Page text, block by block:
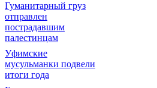
Гуманитарный груз
отправлен
пострадавшим
палестинцам
Уфимские
мусульманки подвели
итоги года